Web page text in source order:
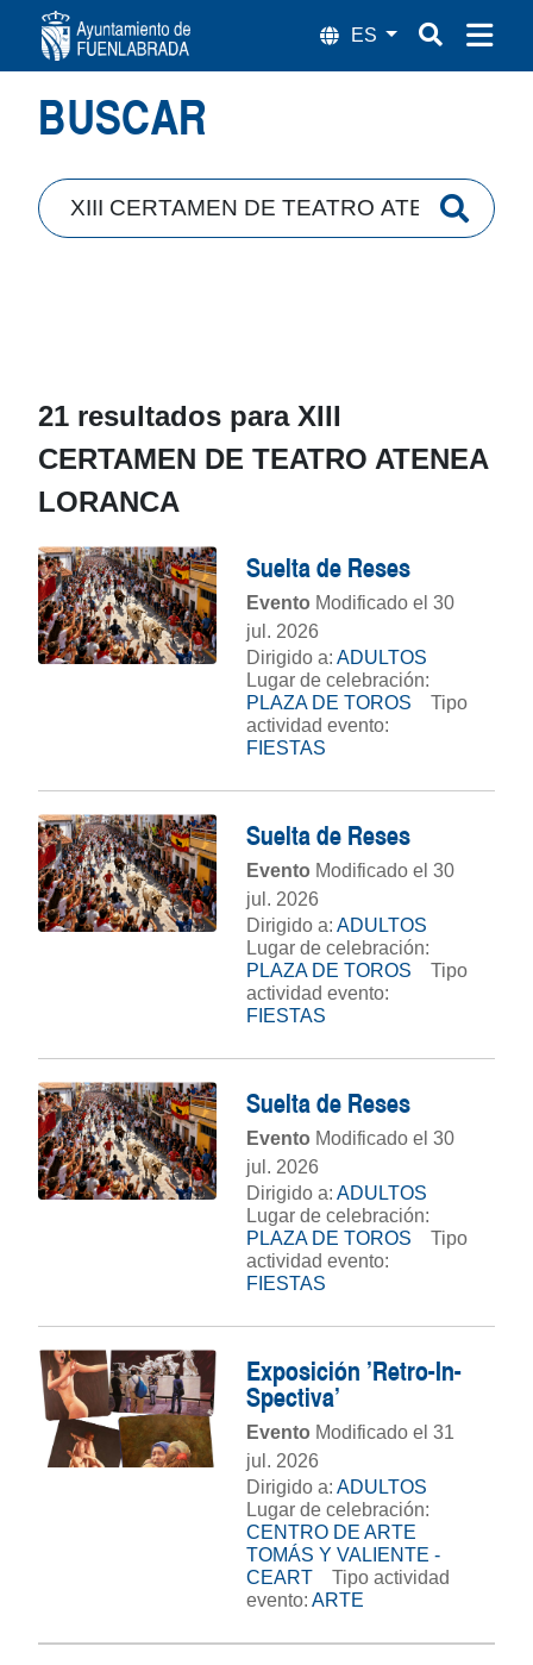
Búsqueda
BUSCAR
21 resultados para XIII
CERTAMEN DE TEATRO ATENEA
LORANCA
Suelta de Reses
Evento Modificado el 30
jul. 2026
Dirigido a: ADULTOS
Lugar de celebración:
PLAZA DE TOROS
Tipo
actividad evento:
FIESTAS
Suelta de Reses
Evento Modificado el 30
jul. 2026
Dirigido a: ADULTOS
Lugar de celebración:
PLAZA DE TOROS
Tipo
actividad evento:
FIESTAS
Suelta de Reses
Evento Modificado el 30
jul. 2026
Dirigido a: ADULTOS
Lugar de celebración:
PLAZA DE TOROS
Tipo
actividad evento:
FIESTAS
Exposición 'Retro-In-
Spectiva'
Evento Modificado el 31
jul. 2026
Dirigido a: ADULTOS
Lugar de celebración:
CENTRO DE ARTE
TOMÁS Y VALIENTE -
CEART
Tipo actividad
evento: ARTE